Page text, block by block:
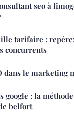
seo à
tarifaire :
concurrents
dans le marketing
google : la
belfort